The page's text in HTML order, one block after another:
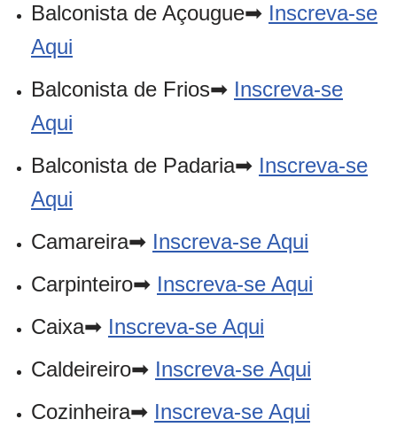
Balconista de Açougue➡ Inscreva-se
Aqui
Balconista de Frios➡ Inscreva-se
Aqui
Balconista de Padaria➡ Inscreva-se
Aqui
Camareira➡ Inscreva-se Aqui
Carpinteiro➡ Inscreva-se Aqui
Caixa➡ Inscreva-se Aqui
Caldeireiro➡ Inscreva-se Aqui
Cozinheira➡ Inscreva-se Aqui